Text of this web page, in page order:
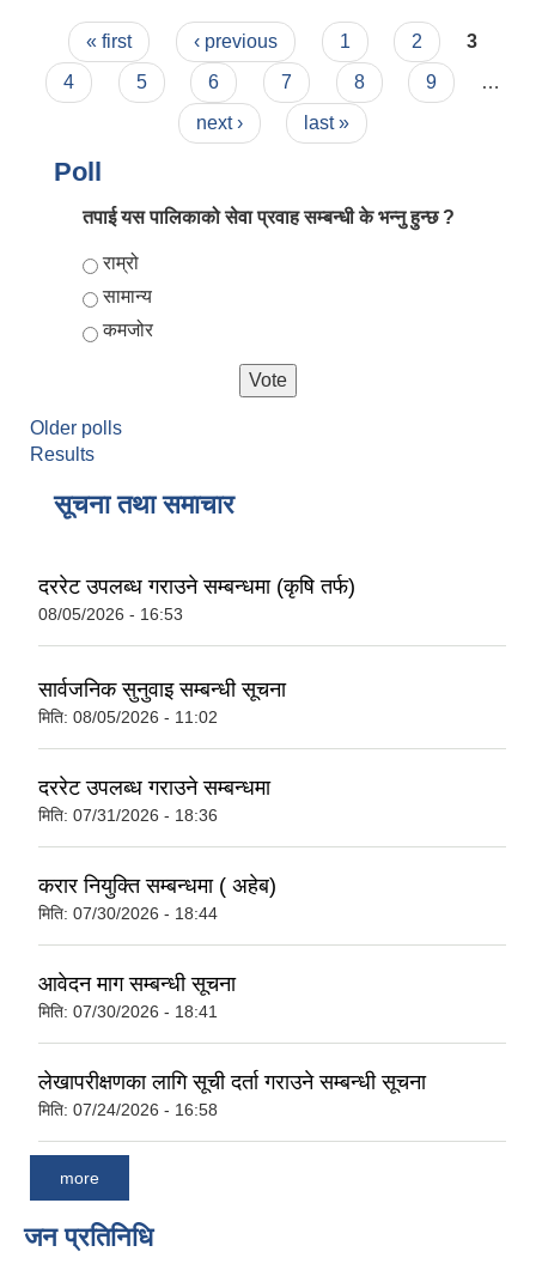
Pages
« first ‹ previous 1 2
3
4
5 6 7 8 9
…
next ›
last »
Poll
तपाई यस पालिकाको सेवा प्रवाह सम्बन्धी के भन्नु हुन्छ ?
Choices
राम्रो
सामान्य
कमजोर
Older polls
Results
सूचना तथा समाचार
दररेट उपलब्ध गराउने सम्बन्धमा (कृषि तर्फ)
08/05/2026 - 16:53
सार्वजनिक सुनुवाइ सम्बन्धी सूचना
मिति: 08/05/2026 - 11:02
दररेट उपलब्ध गराउने सम्बन्धमा
मिति: 07/31/2026 - 18:36
करार नियुक्ति सम्बन्धमा ( अहेब)
मिति: 07/30/2026 - 18:44
आवेदन माग सम्बन्धी सूचना
मिति: 07/30/2026 - 18:41
लेखापरीक्षणका लागि सूची दर्ता गराउने सम्बन्धी सूचना
मिति: 07/24/2026 - 16:58
more
जन प्रतिनिधि